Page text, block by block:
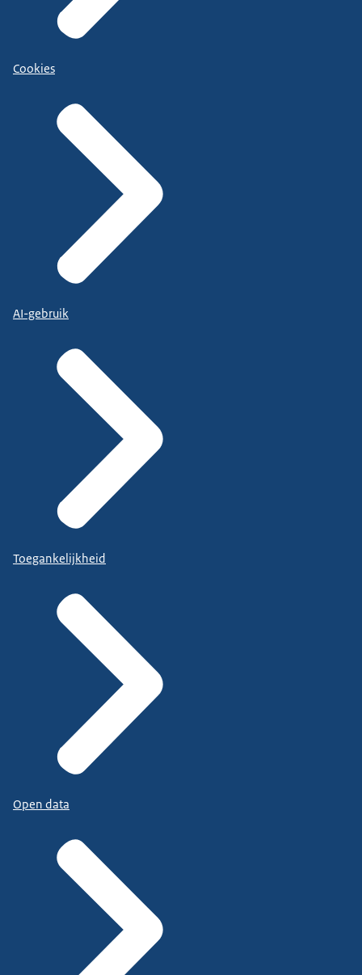
Cookies
AI-gebruik
Toegankelijkheid
Open data